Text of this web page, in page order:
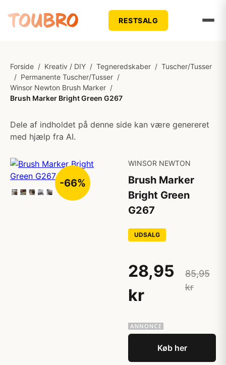
RESTSALG
Forside / Kreativ / DIY / Tegneredskaber / Tuscher/Tusser
/ Permanente Tuscher/Tusser /
Winsor Newton Brush Marker /
Brush Marker Bright Green G267
Dele af indholdet på denne side kan være genereret
med hjælp fra AI.
-66%
WINSOR NEWTON
Brush Marker
Bright Green
G267
UDSALG
28,95
kr
85,95
kr
Køb her